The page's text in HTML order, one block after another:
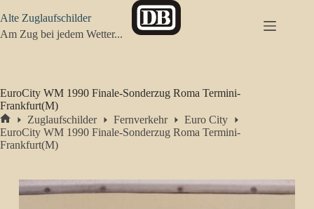
Inhalt
springen
Alte Zuglaufschilder
Am Zug bei jedem Wetter...
EuroCity WM 1990 Finale-Sonderzug Roma Termini-
Frankfurt(M)
Start
Zuglaufschilder Fernverkehr
Euro City
EuroCity WM 1990 Finale-Sonderzug Roma Termini-
Frankfurt(M)